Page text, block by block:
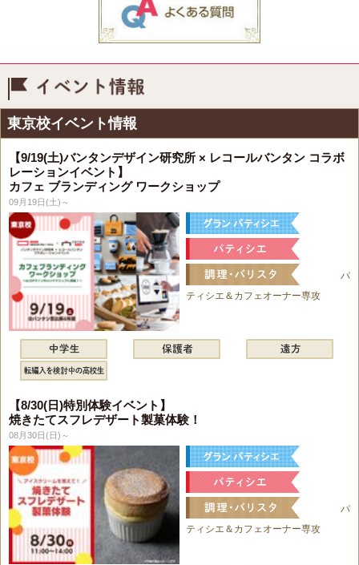
東京校イベント情報
【9/19(土)バンタンデザイン研究所 × レコールバンタン コラボ
レーションイベント】
カフェ ブランディング ワークショップ
09月19日(土)～
パ
ティシエ＆カフェオーナー専攻
【8/30(日)特別体験イベント】
焼きたてスフレデザート製菓体験！
08月30日(日)～
パ
ティシエ＆カフェオーナー専攻